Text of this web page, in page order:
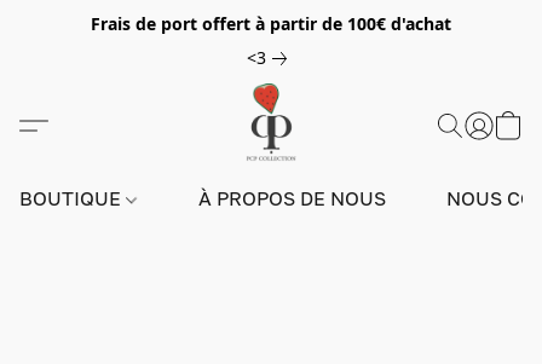
Frais de port offert à partir de 100€ d'achat
<3
BOUTIQUE À PROPOS DE NOUS NOUS